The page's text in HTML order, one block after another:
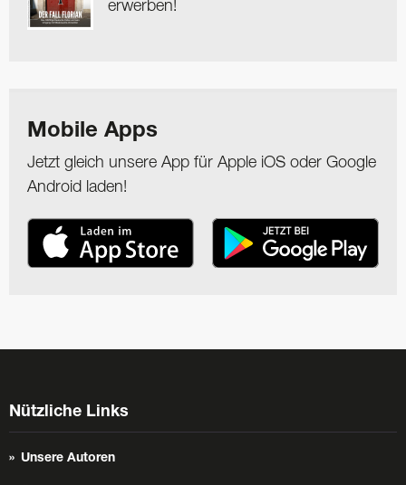
erwerben!
Mobile Apps
Jetzt gleich unsere App für Apple iOS oder Google
Android laden!
Nützliche Links
Unsere Autoren